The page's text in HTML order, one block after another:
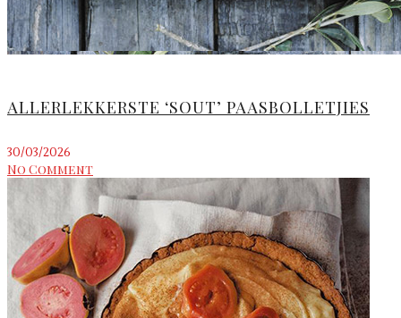
ALLERLEKKERSTE ‘SOUT’ PAASBOLLETJIES
30/03/2026
No Comment